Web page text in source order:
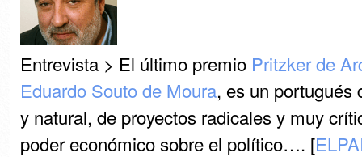
Entrevista > El último premio Pritzker de
Eduardo Souto de Moura, es un portugués
y natural, de proyectos radicales y muy
poder económico sobre el político…. [